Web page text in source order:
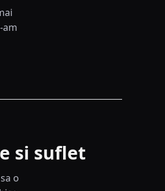
am
si suflet
o